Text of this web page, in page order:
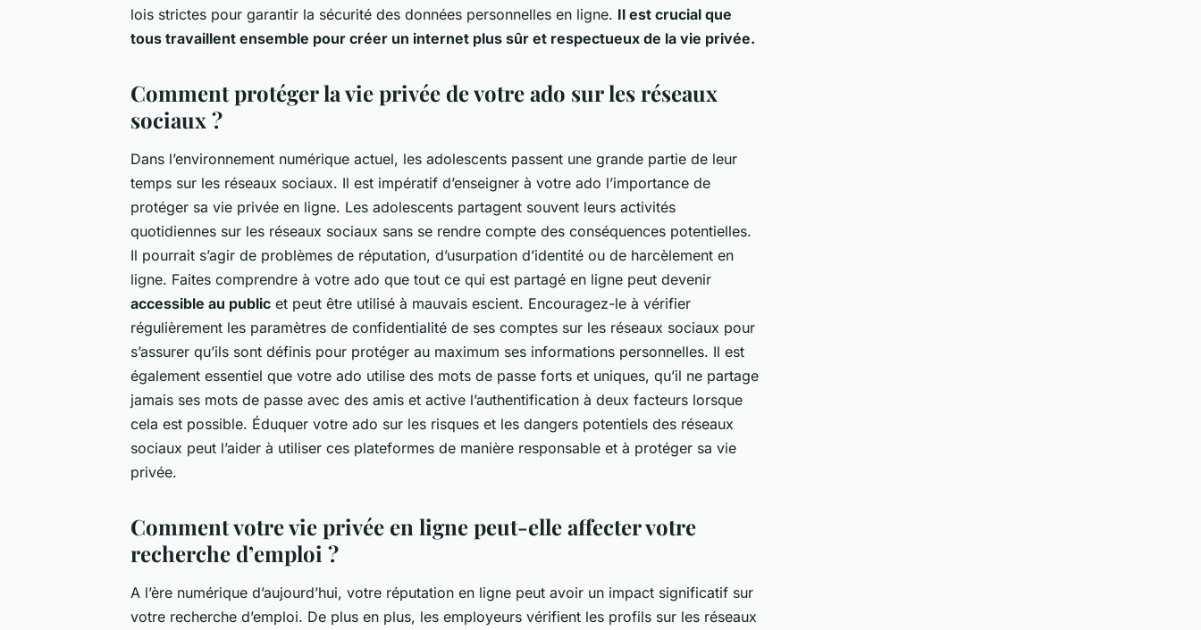
lois strictes pour garantir la sécurité des données personnelles en ligne. Il est crucial que
tous travaillent ensemble pour créer un internet plus sûr et respectueux de la vie privée.
Comment protéger la vie privée de votre ado sur les réseaux
sociaux ?
Dans l’environnement numérique actuel, les adolescents passent une grande partie de leur
temps sur les réseaux sociaux. Il est impératif d’enseigner à votre ado l’importance de
protéger sa vie privée en ligne. Les adolescents partagent souvent leurs activités
quotidiennes sur les réseaux sociaux sans se rendre compte des conséquences potentielles.
Il pourrait s’agir de problèmes de réputation, d’usurpation d’identité ou de harcèlement en
ligne. Faites comprendre à votre ado que tout ce qui est partagé en ligne peut devenir
accessible au public et peut être utilisé à mauvais escient. Encouragez-le à vérifier
régulièrement les paramètres de confidentialité de ses comptes sur les réseaux sociaux pour
s’assurer qu’ils sont définis pour protéger au maximum ses informations personnelles. Il est
également essentiel que votre ado utilise des mots de passe forts et uniques, qu’il ne partage
jamais ses mots de passe avec des amis et active l’authentification à deux facteurs lorsque
cela est possible. Éduquer votre ado sur les risques et les dangers potentiels des réseaux
sociaux peut l’aider à utiliser ces plateformes de manière responsable et à protéger sa vie
privée.
Comment votre vie privée en ligne peut-elle affecter votre
recherche d’emploi ?
A l’ère numérique d’aujourd’hui, votre réputation en ligne peut avoir un impact significatif sur
votre recherche d’emploi. De plus en plus, les employeurs vérifient les profils sur les réseaux